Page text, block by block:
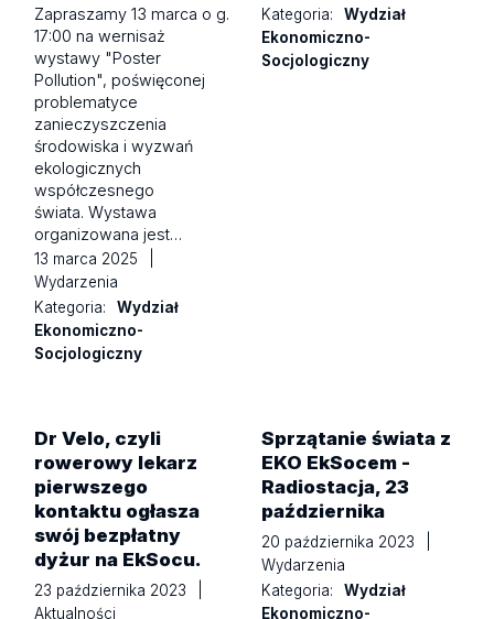
Zapraszamy 13 marca o g.
17:00 na wernisaż
wystawy "Poster
Pollution", poświęconej
problematyce
zanieczyszczenia
środowiska i wyzwań
ekologicznych
współczesnego
świata. Wystawa
organizowana jest…
13 marca 2025
Wydarzenia
Kategoria:
Wydział
Ekonomiczno-
Socjologiczny
Kategoria:
Wydział
Ekonomiczno-
Socjologiczny
Dr Velo, czyli
rowerowy lekarz
pierwszego
kontaktu ogłasza
swój bezpłatny
dyżur na EkSocu.
23 października 2023
Aktualności
Sprzątanie świata z
EKO EkSocem -
Radiostacja, 23
października
20 października 2023
Wydarzenia
Kategoria:
Wydział
Ekonomiczno-